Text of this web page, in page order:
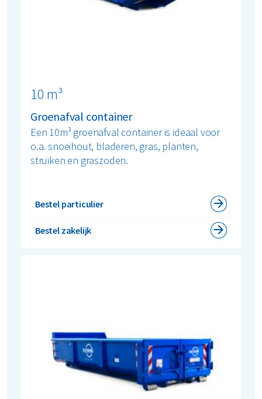
10 m³
Groenafval container
Een 10m³ groenafval container is ideaal voor
o.a. snoeihout, bladeren, gras, planten,
struiken en graszoden.
Bestel particulier
Bestel zakelijk